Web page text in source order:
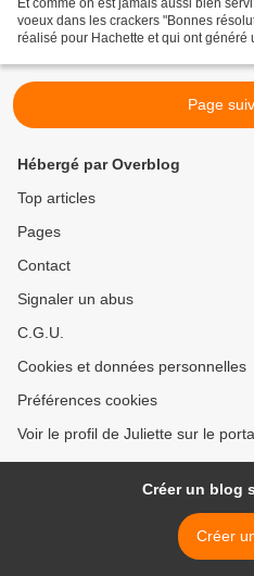
Et comme on est jamais aussi bien
voeux dans les crackers "Bonnes
réalisé pour Hachette et qui ont
Page
Hébergé par Overblog
Top articles
Pages
Contact
Signaler un abus
C.G.U.
Cookies et données personnelles
Préférences cookies
Voir le profil de Juliette sur le
Créer un blog
Créer